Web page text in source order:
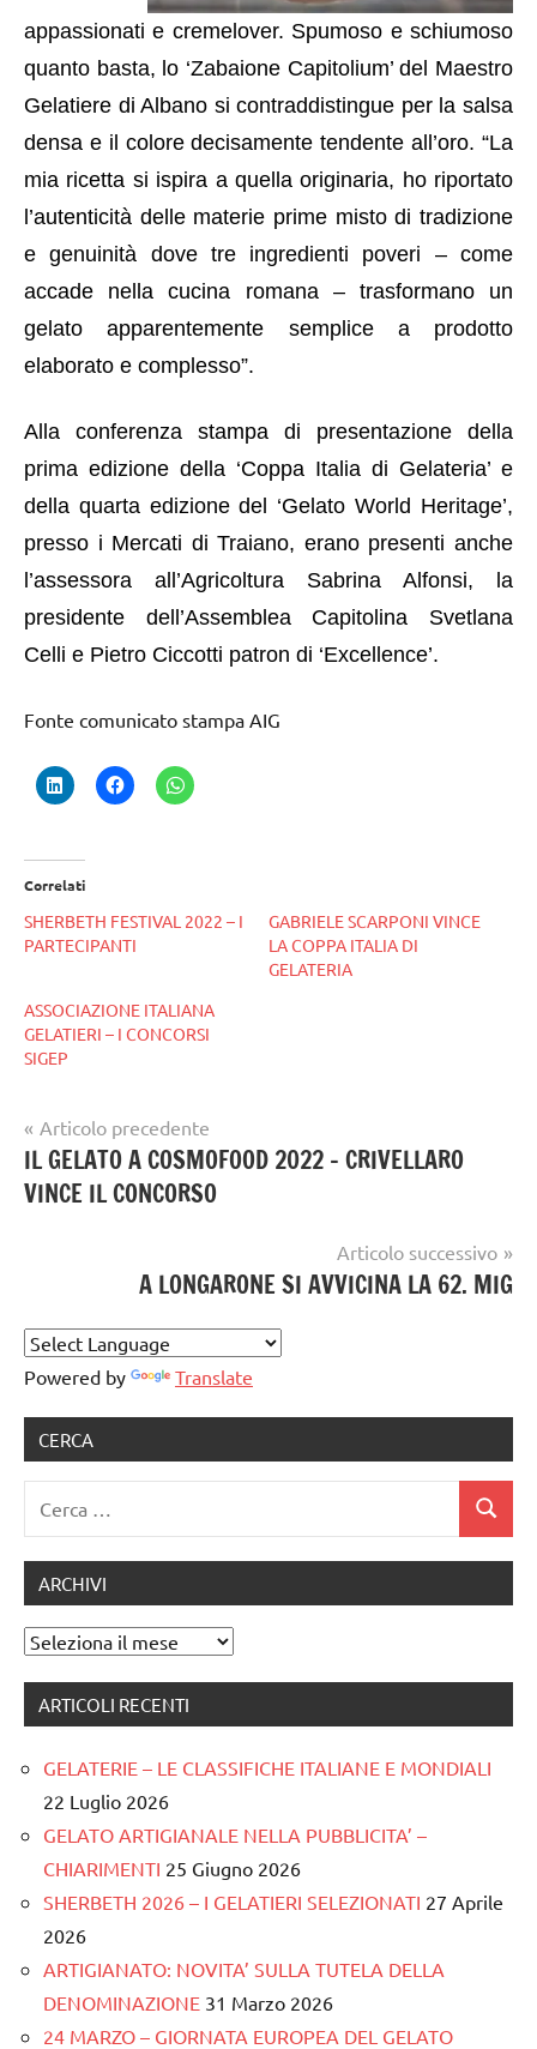
appassionati e cremelover. Spumoso e schiumoso
quanto basta, lo ‘Zabaione Capitolium’ del Maestro
Gelatiere di Albano si contraddistingue per la salsa
densa e il colore decisamente tendente all’oro. “La
mia ricetta si ispira a quella originaria, ho riportato
l’autenticità delle materie prime misto di tradizione
e genuinità dove tre ingredienti poveri – come
accade nella cucina romana – trasformano un
gelato apparentemente semplice a prodotto
elaborato e complesso”.
Alla conferenza stampa di presentazione della
prima edizione della ‘Coppa Italia di Gelateria’ e
della quarta edizione del ‘Gelato World Heritage’,
presso i Mercati di Traiano, erano presenti anche
l’assessora all’Agricoltura Sabrina Alfonsi, la
presidente dell’Assemblea Capitolina Svetlana
Celli e Pietro Ciccotti patron di ‘Excellence’.
Fonte comunicato stampa AIG
Correlati
SHERBETH FESTIVAL 2022 – I
PARTECIPANTI
GABRIELE SCARPONI VINCE
LA COPPA ITALIA DI
GELATERIA
ASSOCIAZIONE ITALIANA
GELATIERI – I CONCORSI
SIGEP
gelataio,
gelateria,
ARTIGIANALE
gelato
artigianale
Navigazione
articoli
Articolo precedente
IL GELATO A COSMOFOOD 2022 – CRIVELLARO
VINCE IL CONCORSO
Articolo successivo
A LONGARONE SI AVVICINA LA 62. MIG
Powered by Translate
CERCA
Cerca
ARCHIVI
Archivi
ARTICOLI RECENTI
GELATERIE – LE CLASSIFICHE ITALIANE E MONDIALI
22 Luglio 2026
GELATO ARTIGIANALE NELLA PUBBLICITA’ –
CHIARIMENTI 25 Giugno 2026
SHERBETH 2026 – I GELATIERI SELEZIONATI 27 Aprile
2026
ARTIGIANATO: NOVITA’ SULLA TUTELA DELLA
DENOMINAZIONE 31 Marzo 2026
24 MARZO – GIORNATA EUROPEA DEL GELATO